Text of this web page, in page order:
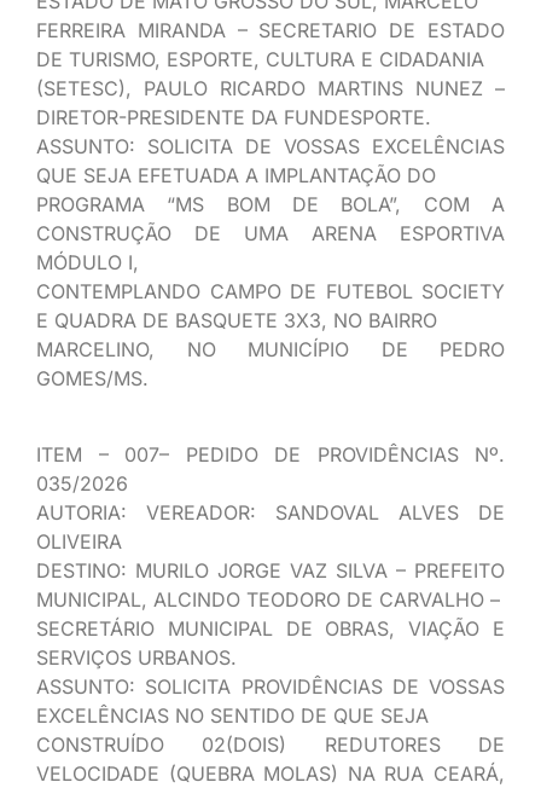
FERREIRA MIRANDA – SECRETARIO DE ESTADO
DE TURISMO, ESPORTE, CULTURA E CIDADANIA
(SETESC), PAULO RICARDO MARTINS NUNEZ –
DIRETOR-PRESIDENTE DA FUNDESPORTE.
ASSUNTO: SOLICITA DE VOSSAS EXCELÊNCIAS
QUE SEJA EFETUADA A IMPLANTAÇÃO DO
PROGRAMA “MS BOM DE BOLA”, COM A
CONSTRUÇÃO DE UMA ARENA ESPORTIVA
MÓDULO I,
CONTEMPLANDO CAMPO DE FUTEBOL SOCIETY
E QUADRA DE BASQUETE 3X3, NO BAIRRO
MARCELINO, NO MUNICÍPIO DE PEDRO
GOMES/MS.
ITEM – 007– PEDIDO DE PROVIDÊNCIAS Nº.
035/2026
AUTORIA: VEREADOR: SANDOVAL ALVES DE
OLIVEIRA
DESTINO: MURILO JORGE VAZ SILVA – PREFEITO
MUNICIPAL, ALCINDO TEODORO DE CARVALHO –
SECRETÁRIO MUNICIPAL DE OBRAS, VIAÇÃO E
SERVIÇOS URBANOS.
ASSUNTO: SOLICITA PROVIDÊNCIAS DE VOSSAS
EXCELÊNCIAS NO SENTIDO DE QUE SEJA
CONSTRUÍDO 02(DOIS) REDUTORES DE
VELOCIDADE (QUEBRA MOLAS) NA RUA CEARÁ,